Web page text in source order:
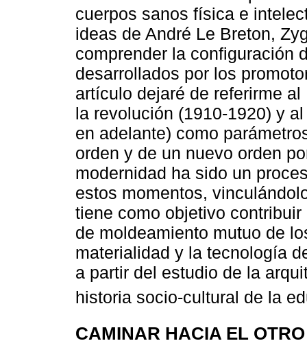
cuerpos sanos física e
ideas de André Le Breton,
comprender la configuración
desarrollados por los
artículo dejaré de referirme
la revolución (1910-1920) y
en adelante) como
orden y de un nuevo orden
modernidad ha sido un
estos momentos,
tiene como objetivo
de moldeamiento mutuo de
materialidad y la tecnología
a partir del estudio de la
historia socio-cultural de la
CAMINAR HACIA EL